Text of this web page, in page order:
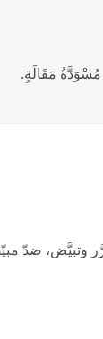
مُسْوَدَّةُ مَقَالَةٍ.
وتبيَّض، ضدّ